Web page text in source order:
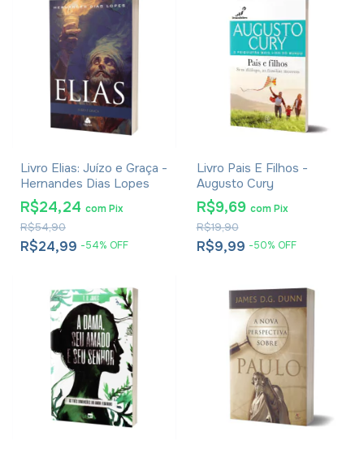
Livro Elias: Juízo e Graça -
Hernandes Dias Lopes
R$24,99 -54% OFF
R$54,90
R$24,24 comPix
Livro Pais E Filhos -
Augusto Cury
R$9,99 -50% OFF
R$19,90
R$9,69 com Pix